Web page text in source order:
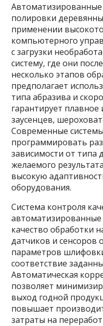
полировки
применении
компьютерного
с загрузки
систему, где они
несколько этапов
предполагает
типа абразива и
гарантирует
заусенцев,
Современные
программировать
зависимости от типа
желаемого
высокую
оборудования.
Система контроля
качество обработки
датчиков и сенсоров
параметров
соответствие
Автоматическая
позволяет
выход годной
повышает
затраты на